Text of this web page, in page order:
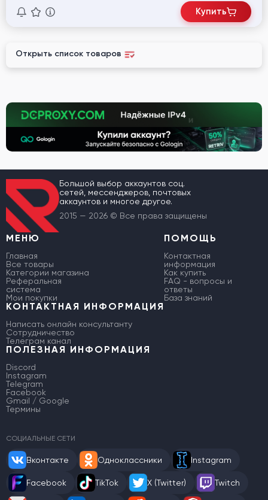
Купить
Открыть список товаров
Большой выбор аккаунтов соц.
сетей, мессенджеров, почтовых
аккаунтов и многое другое.
2015 — 2026 © Все права защищены
МЕНЮ
Главная
Все товары
Категории магазина
Реферальная
система
Мои покупки
ПОМОЩЬ
Контактная
информация
Как купить
FAQ - вопросы и
ответы
База знаний
КОНТАКТНАЯ ИНФОРМАЦИЯ
Написать онлайн консультанту
Сотрудничество
Телеграм канал
ПОЛЕЗНАЯ ИНФОРМАЦИЯ
Discord
Instagram
Telegram
Facebook
Gmail / Google
Термины
СОЦИАЛЬНЫЕ СЕТИ
Вконтакте Одноклассники Instagram
Facebook TikTok X (Twitter) Twitch